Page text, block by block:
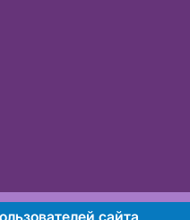
101007741 сайта